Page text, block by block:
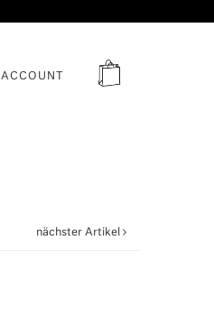
ACCOUNT
nächster Artikel